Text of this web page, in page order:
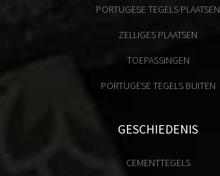
PORTUGESE TEGELS PLAATSEN
ZELLIGES PLAATSEN
TOEPASSINGEN
PORTUGESE TEGELS BUITEN
GESCHIEDENIS
CEMENTTEGELS